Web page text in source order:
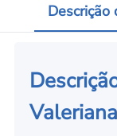
Descrição
Valeriana